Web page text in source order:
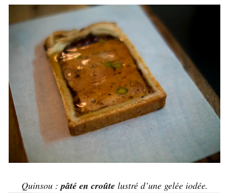
Quinsou :pâté en croûte lustré d’une gelée iodée.